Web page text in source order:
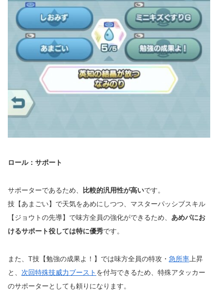
ロール：サポート
サポーターであるため、 比較的汎用性が高いです。
技【あまごい】で天気をあめにしつつ、マスターパッシブスキル
【ジョウトの先導】で味方全員の強化ができるため、 あめパにお
けるサポート役しては特に優秀です。
また、T技【勉強の成果よ！】では味方全員の特攻・ 急所率 上昇
と、 次回特殊技威力ブースト を付与できるため、特殊アタッカー
のサポーターとしても頼りになります。